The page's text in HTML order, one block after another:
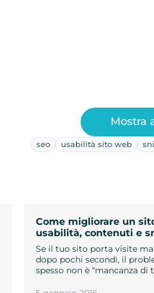
seo usabilità sito web
Come migliorare un
usabilità, contenuti e
Se il tuo sito porta visite
dopo pochi secondi, il
spesso non è “mancanza di
Mostra